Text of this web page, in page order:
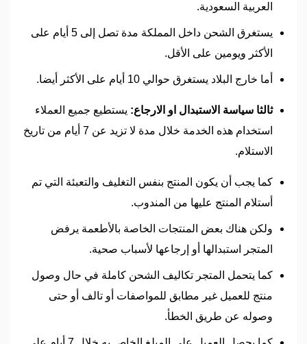
العربية السعودية.
يستغرق الشحن داخل المملكة مدة تصل إلى 5 أيام على
الأكثر ويومين على الأقل.
أما خارج البلاد يستغرق حوالي 10 أيام على الأكثر أيضا.
ثالثا سياسة الاستبدال او الارجاع: يستطيع جميع العملاء
استخدام هذه الخدمة خلال مدة لا تزيد عن 7 أيام من تاريخ
الاستلام.
كما يجب أن يكون المنتج بنفس التغليف والتعبئة التي تم
أستلام المنتج عليها من المندوب.
ولكن هناك بعض المنتجات الخاصة بالأطعمة يرفض
المتجر استبدالها أو إرجاعها لأسباب صحية.
كما يتحمل المتجر تكاليف الشحن كاملة في حال وصول
منتج للعميل غير مطابق للمواصفات أو تالف أو حتى
وصوله عن طريق الخطأ.